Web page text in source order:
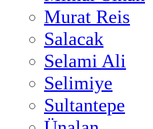
Murat Reis
Salacak
Selami Ali
Selimiye
Sultantepe